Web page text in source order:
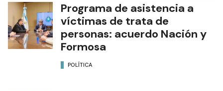
Programa de asistencia a
víctimas de trata de
personas: acuerdo Nación y
Formosa
POLÍTICA